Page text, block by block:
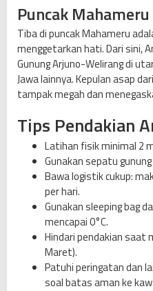
Puncak
Tiba di puncak Mahameru
menggetarkan hati. Dari sini,
Gunung Arjuno-Welirang di
Jawa lainnya. Kepulan asap
tampak megah dan
Tips Pendakian
Latihan fisik minimal 2
Gunakan sepatu
Bawa logistik cukup:
per hari.
Gunakan sleeping bag
mencapai 0°C.
Hindari pendakian saat
Maret).
Patuhi peringatan dan
soal batas aman ke